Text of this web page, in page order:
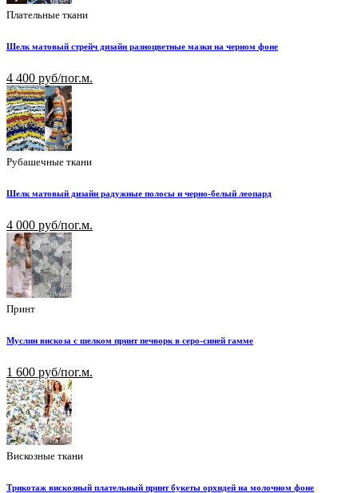
Плательные ткани
Шелк матовый стрейч дизайн разноцветные мазки на черном фоне
4 400 руб/пог.м.
Рубашечные ткани
Шелк матовый дизайн радужные полосы и черно-белый леопард
4 000 руб/пог.м.
Принт
Муслин вискоза с шелком принт печворк в серо-синей гамме
1 600 руб/пог.м.
Вискозные ткани
Трикотаж вискозный плательный принт букеты орхидей на молочном фоне